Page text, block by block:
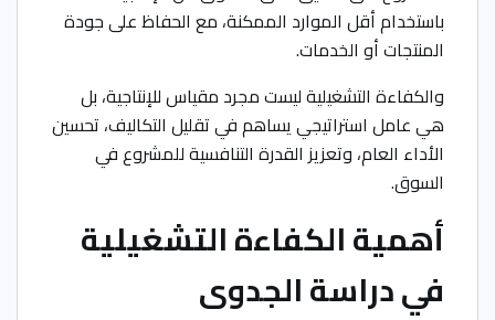
باستخدام أقل الموارد الممكنة، مع الحفاظ على جودة
المنتجات أو الخدمات.
والكفاءة التشغيلية ليست مجرد مقياس للإنتاجية، بل
هي عامل استراتيجي يساهم في تقليل التكاليف، تحسين
الأداء العام، وتعزيز القدرة التنافسية للمشروع في
السوق.
أهمية الكفاءة التشغيلية
في دراسة الجدوى